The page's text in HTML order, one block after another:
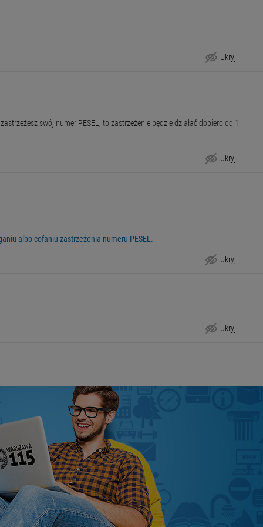
Ukryj
Ukryj
swój numer PESEL, to zastrzeżenie będzie działać dopiero od 1
Ukryj
albo cofaniu zastrzeżenia numeru PESEL.
Ukryj